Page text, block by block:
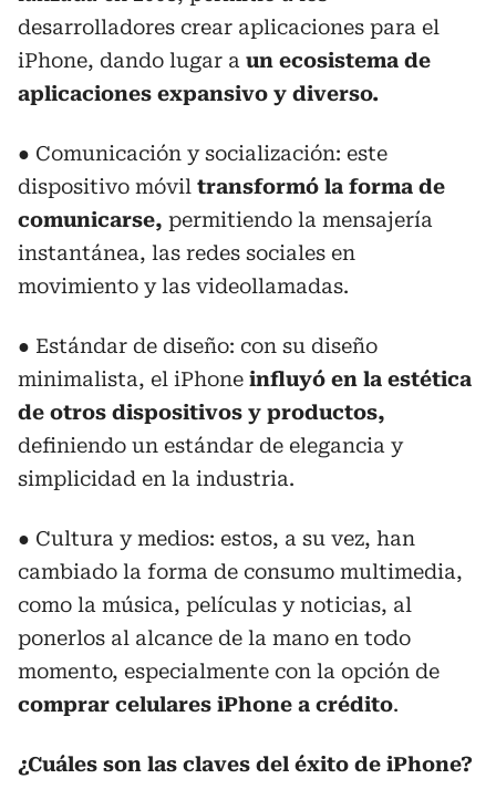
desarrolladores crear aplicaciones para el
iPhone, dando lugar a un ecosistema de
aplicaciones expansivo y diverso.
● Comunicación y socialización: este
dispositivo móvil transformó la forma de
comunicarse, permitiendo la mensajería
instantánea, las redes sociales en
movimiento y las videollamadas.
● Estándar de diseño: con su diseño
minimalista, el iPhone influyó en la estética
de otros dispositivos y productos,
definiendo un estándar de elegancia y
simplicidad en la industria.
● Cultura y medios: estos, a su vez, han
cambiado la forma de consumo multimedia,
como la música, películas y noticias, al
ponerlos al alcance de la mano en todo
momento, especialmente con la opción de
comprar celulares iPhone a crédito.
¿Cuáles son las claves del éxito de iPhone?